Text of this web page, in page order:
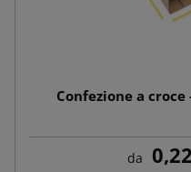
Confezione a
da